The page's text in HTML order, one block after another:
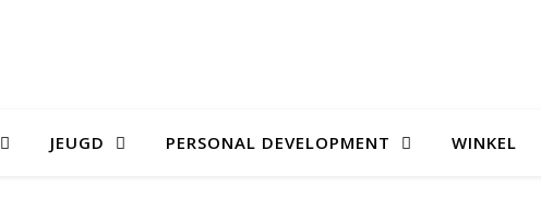
JEUGD PERSONAL DEVELOPMENT WINKEL